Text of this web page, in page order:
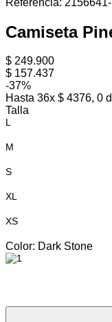
Camiseta
$ 249.900
$ 157.437
-37%
Hasta 36x $ 4376, 0
Talla
L
M
S
XL
XS
Color: Dark Stone